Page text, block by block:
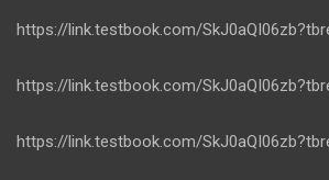
https://link.testbook.com/
https://link.testbook.com/
https://link.testbook.com/